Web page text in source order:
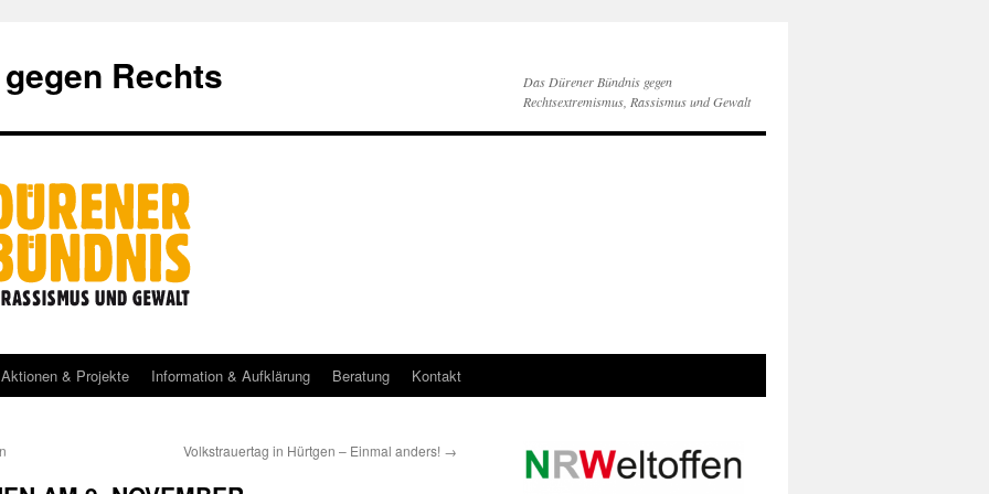
Rechts
Das Dürener Bündnis gegen
Rechtsextremismus, Rassismus und Gewalt
Aktionen & Projekte Information & Aufklärung Beratung Kontakt
Volkstrauertag in Hürtgen – Einmal anders! →